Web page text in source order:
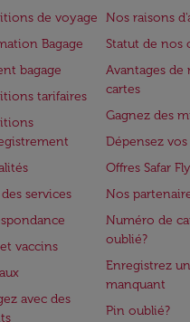
de voyage
Bagage
bagage
tarifaires
services
vaccins
avec des
Nos raisons
Statut de nos
Avantages de
cartes
Gagnez des
Dépensez
Offres Safar
Nos
Numéro de
oublié?
Enregistrez
manquant
Pin oublié?